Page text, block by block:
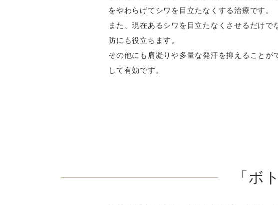
をやわらげてシワを目立たなくする治療です。
また、現在あるシワを目立たなくさせるだけで
防にも役立ちます。
その他にも肩凝りや多量な発汗を抑えることが
して有効です。
「ボ